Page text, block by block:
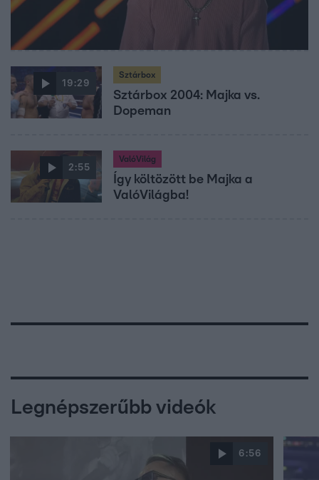
19:29
Sztárbox
Sztárbox 2004: Majka vs.
Dopeman
2:55
ValóVilág
Így költözött be Majka a
ValóVilágba!
Legnépszerűbb videók
6:56